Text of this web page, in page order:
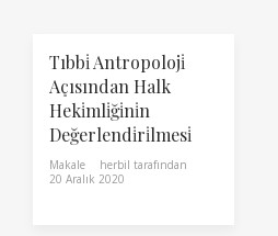
Tıbbi̇ Antropoloji̇
Açısından Halk
Heki̇mli̇ği̇ni̇n
Değerlendi̇ri̇lmesi̇
Makale herbil tarafından
20 Aralık 2020